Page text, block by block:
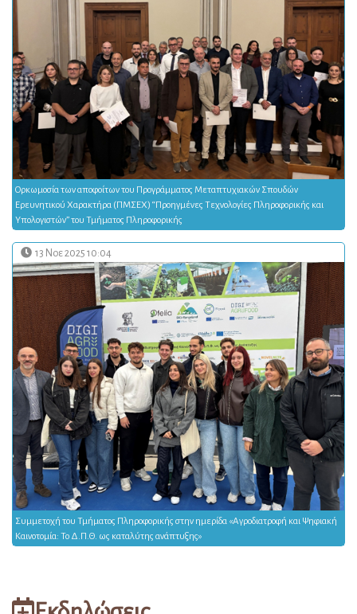
Ορκωμοσία των αποφοίτων του Προγράμματος Μεταπτυχιακών Σπουδών
Ερευνητικού Χαρακτήρα (ΠΜΣΕΧ) “Προηγμένες Τεχνολογίες Πληροφορικής και
Υπολογιστών” του Τμήματος Πληροφορικής
13 Νοε 2025 10:04
Συμμετοχή του Τμήματος Πληροφορικής στην ημερίδα «Αγροδιατροφή και Ψηφιακή
Καινοτομία: Το Δ.Π.Θ. ως καταλύτης ανάπτυξης»